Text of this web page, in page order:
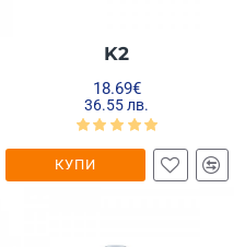
K2
18.69€
36.55 лв.
КУПИ